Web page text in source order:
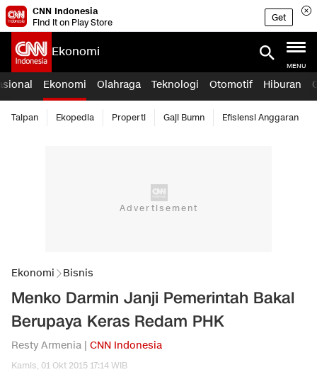
CNN Indonesia
Find it on Play Store
Get
Ekonomi
MENU
Ekonomi Olahraga Teknologi Otomotif Hiburan
Taipan Ekopedia Properti Gaji Bumn Efisiensi Anggaran
Ekonomi Bisnis
Menko Darmin Janji Pemerintah Bakal
Berupaya Keras Redam PHK
Resty Armenia | CNN Indonesia
Kamis, 01 Okt 2015 17:14 WIB